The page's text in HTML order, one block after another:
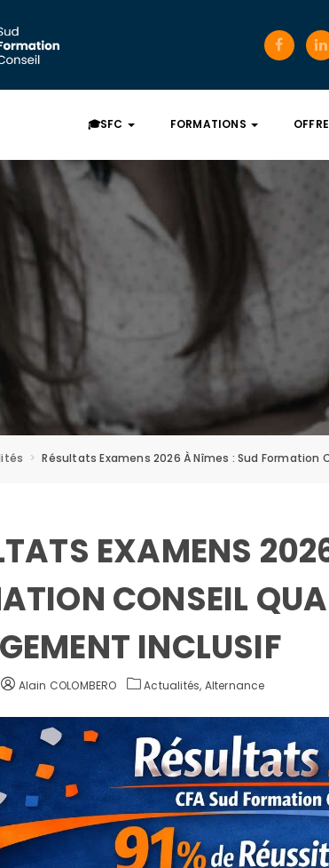
🎓SFC FORMATIONS
Résultats Examens 2026 À Nîmes : Sud
EXAMENS
CONSEIL
INCLUSIF
Alain COLOMBERO Actualités, Alternance